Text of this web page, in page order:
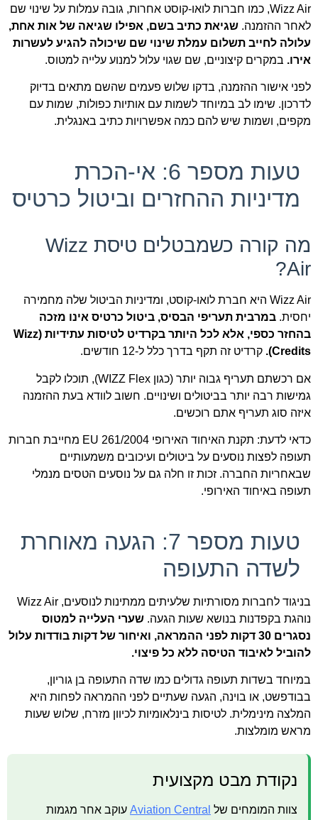
Wizz Air, כמו חברות לואו-קוסט אחרות, גובה עמלות על שינוי שם
לאחר ההזמנה. שגיאת כתיב בשם, אפילו שגיאה של אות אחת,
עלולה לחייב תשלום עמלת שינוי שם שיכולה להגיע לעשרות
אירו. במקרים קיצוניים, שם שגוי עלול למנוע עלייה למטוס.
לפני אישור ההזמנה, בדקו שלוש פעמים שהשם מתאים בדיוק
לדרכון. שימו לב במיוחד לשמות עם אותיות כפולות, שמות עם
מקפים, ושמות שיש להם כמה אפשרויות כתיב באנגלית.
טעות מספר 6: אי-הכרת
מדיניות ההחזרים וביטול כרטיס
מה קורה כשמבטלים טיסת Wizz
Air?
Wizz Air היא חברת לואו-קוסט, ומדיניות הביטול שלה מחמירה
יחסית. במרבית תעריפי הבסיס, ביטול כרטיס אינו מזכה
בהחזר כספי, אלא לכל היותר בקרדיט לטיסות עתידיות (Wizz
Credits).
קרדיט זה תקף בדרך כלל ל-12 חודשים.
אם רכשתם תעריף גבוה יותר (כגון WIZZ Flex), תוכלו לקבל
גמישות רבה יותר בביטולים ושינויים. חשוב לוודא בעת ההזמנה
איזה סוג תעריף אתם רוכשים.
כדאי לדעת: תקנת האיחוד האירופי EU 261/2004 מחייבת חברות
תעופה לפצות נוסעים על ביטולים ועיכובים משמעותיים
שבאחריות החברה. זכות זו חלה גם על נוסעים הטסים מנמלי
תעופה באיחוד האירופי.
טעות מספר 7: הגעה מאוחרת
לשדה התעופה
בניגוד לחברות מסורתיות שלעיתים ממתינות לנוסעים, Wizz Air
נוהגת בקפדנות בנושא שעות הגעה. שערי העלייה למטוס
נסגרים 30 דקות לפני ההמראה, ואיחור של דקות בודדות עלול
להוביל לאיבוד הטיסה ללא כל פיצוי.
במיוחד בשדות תעופה גדולים כמו שדה התעופה בן גוריון,
בבודפשט, או בוינה, הגעה שעתיים לפני ההמראה לפחות היא
המלצה מינימלית. לטיסות בינלאומיות לכיוון מזרח, שלוש שעות
מראש מומלצות.
נקודת מבט מקצועית
צוות המומחים של Aviation Central עוקב אחר מגמות